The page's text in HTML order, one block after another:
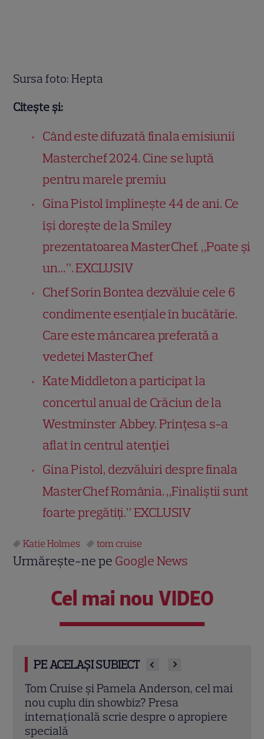
Sursa foto: Hepta
Citește și:
Când este difuzată finala emisiunii
Masterchef 2024. Cine se luptă
pentru marele premiu
Gina Pistol împlinește 44 de ani. Ce
își dorește de la Smiley
prezentatoarea MasterChef. „Poate și
un…”. EXCLUSIV
Chef Sorin Bontea dezvăluie cele 6
condimente esențiale în bucătărie.
Care este mâncarea preferată a
vedetei MasterChef
Kate Middleton a participat la
concertul anual de Crăciun de la
Westminster Abbey. Prințesa s-a
aflat în centrul atenției
Gina Pistol, dezvăluiri despre finala
MasterChef România. „Finaliștii sunt
foarte pregătiți.” EXCLUSIV
Katie Holmes tom cruise
Urmărește-ne pe Google News
Cel mai nou VIDEO
PE ACELAȘI SUBIECT
Katie Holmes și Joshua Jackson,
reuniune emoționantă la New York. Cum
au apărut la prima gală după moartea lui
James Van Der Beek